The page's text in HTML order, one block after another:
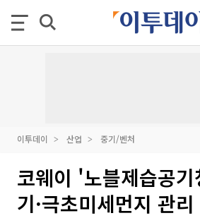
이투데이 산업 중기/벤처
코웨이 '노블제습공
기·극초미세먼지 관